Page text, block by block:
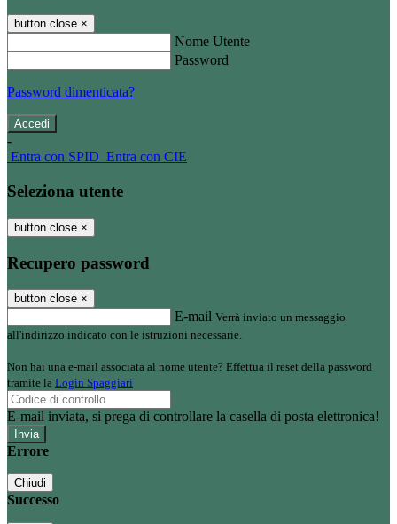
button close ×
Nome Utente
Password
Password dimenticata?
-
Entra con SPID Entra con CIE
Seleziona utente
button close ×
Recupero password
button close ×
E-mail Verrà inviato un messaggio
all'indirizzo indicato con le istruzioni necessarie.
Non hai una e-mail associata al nome utente? Effettua il reset della password
tramite la Login Spaggiari
E-mail inviata, si prega di controllare la casella di posta elettronica!
Errore
Chiudi
Successo